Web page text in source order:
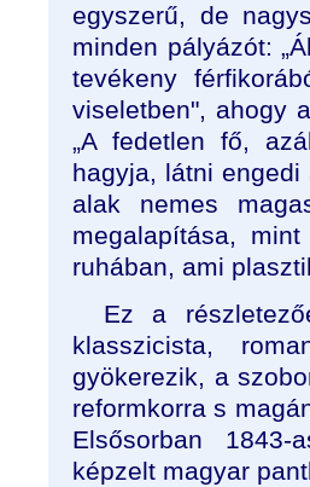
egyszerű, de
minden pályázót:
tevékeny
viseletben", ahogy
„A fedetlen fő,
hagyja, látni
alak nemes
megalapítása,
ruhában, ami
Ez a
klasszicista,
gyökerezik, a
reformkorra s
Elsősorban 1843-
képzelt magyar